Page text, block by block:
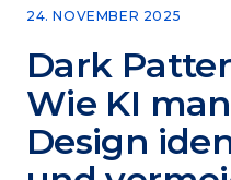
24. NOVEMBER 2025
Dark
Wie KI
Design